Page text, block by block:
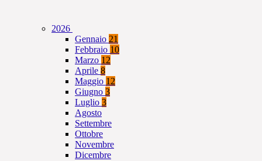
2026
Gennaio 21
Febbraio 10
Marzo 12
Aprile 8
Maggio 12
Giugno 3
Luglio 3
Agosto
Settembre
Ottobre
Novembre
Dicembre